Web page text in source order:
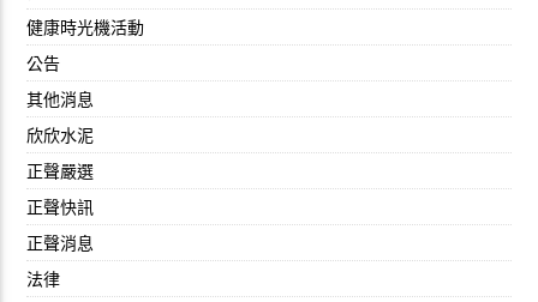
健康時光機活動
公告
其他消息
欣欣水泥
正聲嚴選
正聲快訊
正聲消息
法律